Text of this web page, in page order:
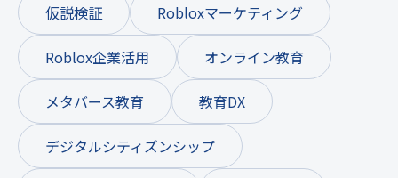
仮説検証 Robloxマーケティング
Roblox企業活用 オンライン教育
メタバース教育 教育DX
デジタルシティズンシップ